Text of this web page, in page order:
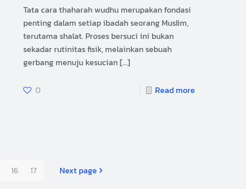
Tata cara thaharah wudhu merupakan fondasi
penting dalam setiap ibadah seorang Muslim,
terutama shalat. Proses bersuci ini bukan
sekadar rutinitas fisik, melainkan sebuah
gerbang menuju kesucian[…]
0 Read more
16 17 Next page